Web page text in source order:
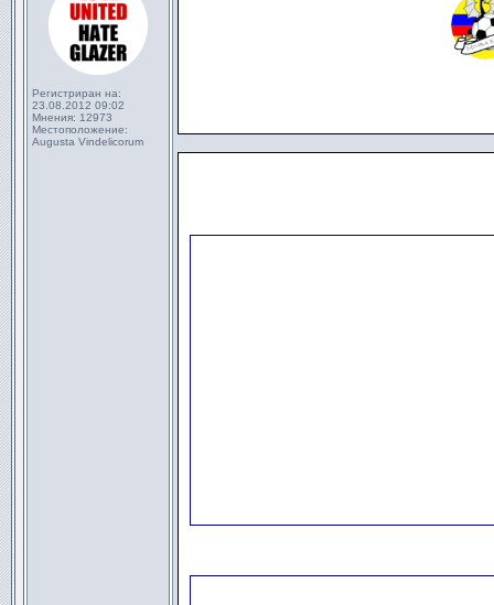
Регистриран на:
23.08.2012 09:02
Мнения: 12973
Местоположение:
Augusta Vindelicorum